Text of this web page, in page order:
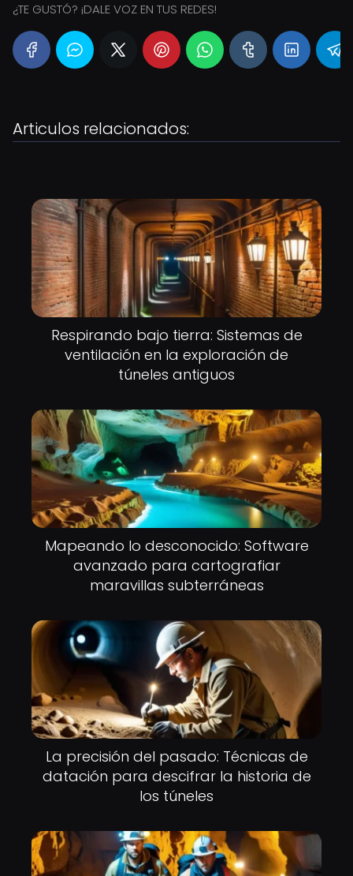
¿TE GUSTÓ? ¡DALE VOZ EN TUS REDES!
Articulos relacionados:
Respirando bajo tierra: Sistemas de
ventilación en la exploración de
túneles antiguos
Mapeando lo desconocido: Software
avanzado para cartografiar
maravillas subterráneas
La precisión del pasado: Técnicas de
datación para descifrar la historia de
los túneles